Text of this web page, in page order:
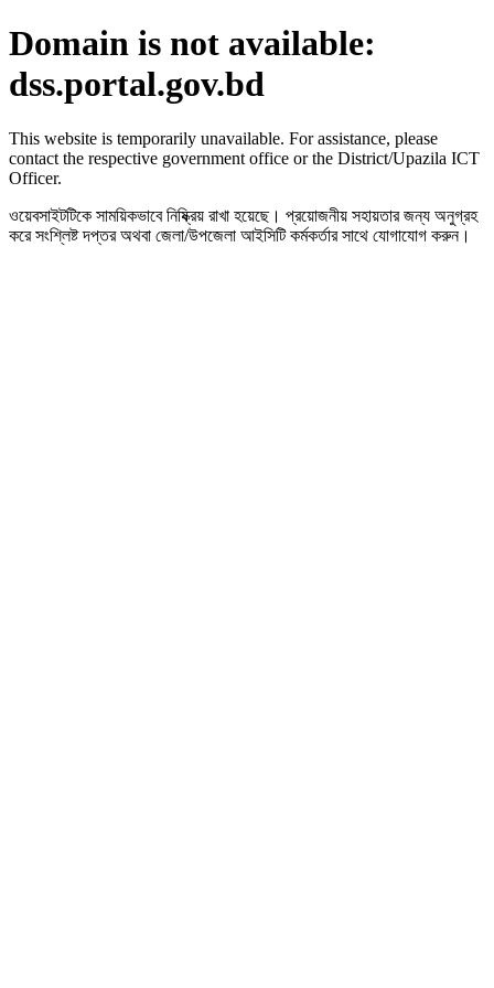
Domain is not available:
dss.portal.gov.bd
This website is temporarily unavailable. For assistance, please
contact the respective government office or the District/Upazila ICT
Officer.
ওয়েবসাইটটিকে সাময়িকভাবে নিষ্ক্রিয় রাখা হয়েছে। প্রয়োজনীয় সহায়তার জন্য অনুগ্রহ
করে সংশ্লিষ্ট দপ্তর অথবা জেলা/উপজেলা আইসিটি কর্মকর্তার সাথে যোগাযোগ করুন।